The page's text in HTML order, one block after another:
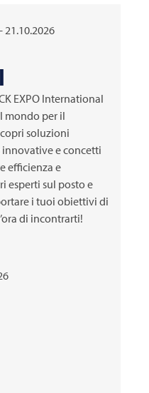
21.10.2026
EXPO International
mondo per il
soluzioni
e concetti
efficienza e
esperti sul posto e
i tuoi obiettivi di
di incontrarti!